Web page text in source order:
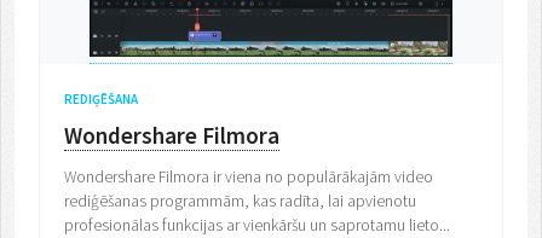
REDIĢĒŠANA
Wondershare Filmora
Wondershare Filmora ir viena no populārākajām video
rediģēšanas programmām, kas radīta, lai apvienotu
profesionālas funkcijas ar vienkāršu un saprotamu lieto...